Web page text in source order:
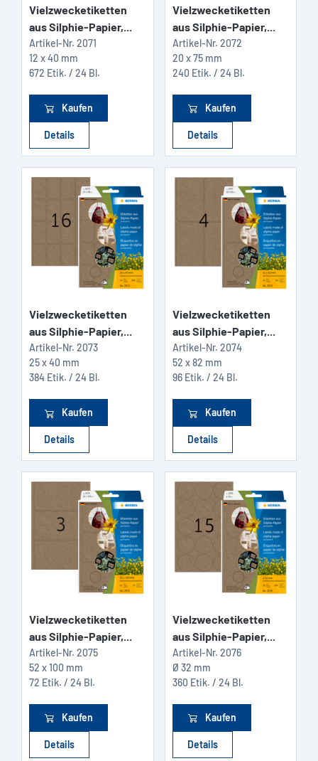
Vielzwecketiketten
aus Silphie-Papier,...
Artikel-Nr. 2071
12 x 40 mm
672 Etik. / 24 Bl.
Kaufen
Details
Vielzwecketiketten
aus Silphie-Papier,...
Artikel-Nr. 2072
20 x 75 mm
240 Etik. / 24 Bl.
Kaufen
Details
Vielzwecketiketten
aus Silphie-Papier,...
Artikel-Nr. 2073
25 x 40 mm
384 Etik. / 24 Bl.
Kaufen
Details
Vielzwecketiketten
aus Silphie-Papier,...
Artikel-Nr. 2074
52 x 82 mm
96 Etik. / 24 Bl.
Kaufen
Details
Vielzwecketiketten
aus Silphie-Papier,...
Artikel-Nr. 2075
52 x 100 mm
72 Etik. / 24 Bl.
Kaufen
Details
Vielzwecketiketten
aus Silphie-Papier,...
Artikel-Nr. 2076
Ø 32 mm
360 Etik. / 24 Bl.
Kaufen
Details